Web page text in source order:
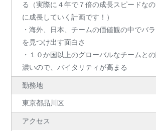
る（実際に４年で７倍の成長スピードな
に成長していく計画です！）
・海外、日本、チームの価値観の中でバ
を見つけ出す面白さ
・１０か国以上のグローバルなチームと
濃いので、バイタリティが高まる
勤務地
東京都品川区
アクセス